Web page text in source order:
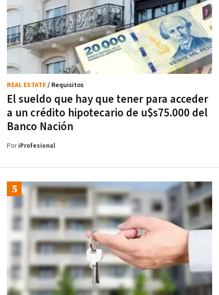
El sueldo que hay que tener para acceder
a un crédito hipotecario de u$s75.000 del
Banco Nación
REAL ESTATE/ Requisitos
PoriProfesional